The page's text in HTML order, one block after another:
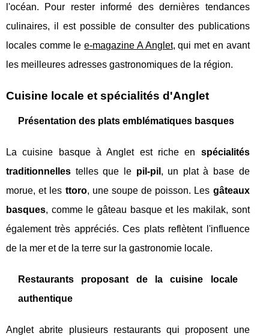
l'océan. Pour rester informé des dernières tendances
culinaires, il est possible de consulter des publications
locales comme lee-magazine A Anglet, qui met en avant
les meilleures adresses gastronomiques de la région.
Cuisine locale et spécialités d'Anglet
Présentation des plats emblématiques basques
La cuisine basque à Anglet est riche en spécialités
traditionnelles telles que le pil-pil , un plat à base de
morue, et les ttoro, une soupe de poisson. Les gâteaux
basques, comme le gâteau basque et les makilak, sont
également très appréciés. Ces plats reflètent l'influence
de la mer et de la terre sur la gastronomie locale.
Restaurants proposant de la cuisine locale
authentique
Anglet abrite plusieurs restaurants qui proposent une